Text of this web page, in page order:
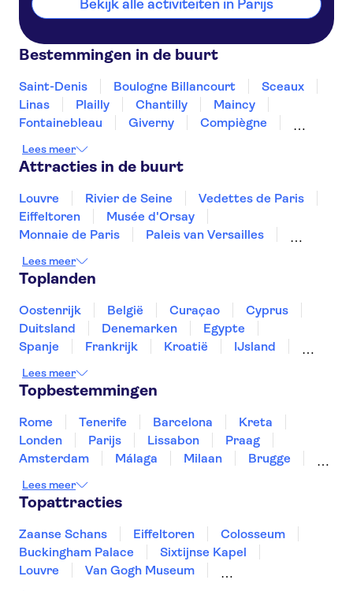
Bekijk alle activiteiten in Parijs
Bestemmingen in de buurt
Saint-Denis Boulogne Billancourt
Sceaux
Linas
Plailly Chantilly
Maincy
Fontainebleau
Giverny
Compiègne
Lees meer
Attracties in de buurt
Louvre Rivier de Seine
Vedettes de Paris
Eiffeltoren
Musée d'Orsay
Monnaie de Paris
Paleis van Versailles
Sainte-Chapelle en Conciergerie
Montmartre
Tours en trips vanuit Paris
Musée du quai Branly
Loiredal en kastelen
Lees meer
Toplanden
Oostenrijk België Curaçao
Cyprus
Duitsland
Denemarken
Egypte
Spanje
Frankrijk Kroatië
IJsland
Noorwegen
Portugal
Thailand
Tunesië
Lees meer
Topbestemmingen
Rome Tenerife Barcelona
Kreta
Londen
Parijs Lissabon
Praag
Amsterdam
Málaga Milaan
Brugge
Den Haag
Utrecht
Haarlem
Leiden
Lees meer
Topattracties
Zaanse Schans Eiffeltoren
Colosseum
Buckingham Palace
Sixtijnse Kapel
Louvre
Van Gogh Museum